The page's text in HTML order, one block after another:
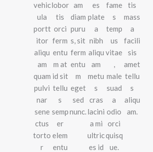
vehic
ula
portt
itor
aliqu
am
quam
pulvi
nar
sene
ctus
torto
r
lobor
tis
orci
ferm
entu
m at
id sit
tellu
s
semp
er
elem
entu
am
diam
puru
s, sit
ferm
entu
m
eget
sed
nunc.
es
plate
a
nibh
aliqu
am
metu
s
cras
lacini
a mi
ultric
es id
fame
s
temp
us
vitae
,
male
suad
a
odio
orci
quisq
ue.
tis
mass
a
facili
sis
amet
tellu
s
aliqu
am.